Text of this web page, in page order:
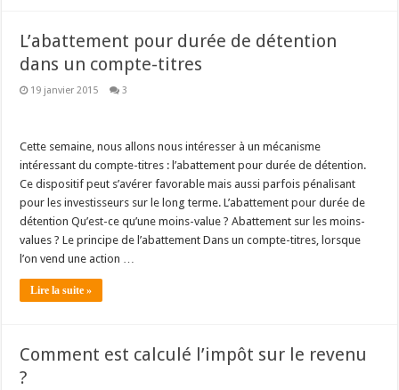
L’abattement pour durée de détention
dans un compte-titres
19 janvier 2015 3
Cette semaine, nous allons nous intéresser à un mécanisme
intéressant du compte-titres : l’abattement pour durée de détention.
Ce dispositif peut s’avérer favorable mais aussi parfois pénalisant
pour les investisseurs sur le long terme. L’abattement pour durée de
détention Qu’est-ce qu’une moins-value ? Abattement sur les moins-
values ? Le principe de l’abattement Dans un compte-titres, lorsque
l’on vend une action …
Lire la suite »
Comment est calculé l’impôt sur le revenu
?